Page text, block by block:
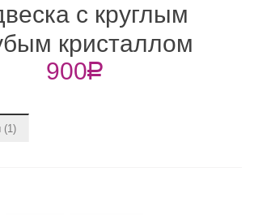
с круглым
кристаллом
Aquamarine 12
900R
(1)